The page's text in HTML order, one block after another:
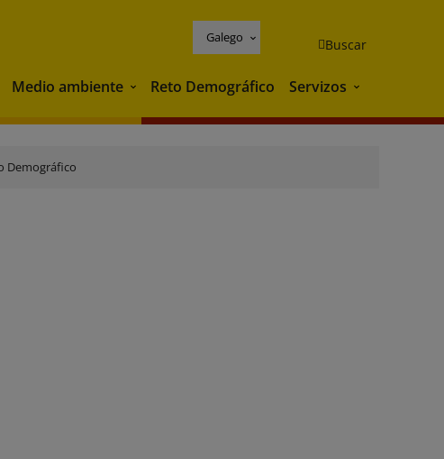
Galego Buscar
Medio ambiente Medio ambiente
Reto Demográfico Servizos Servizos
Demográfico